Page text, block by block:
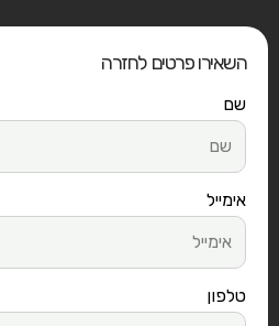
השאירו פרטים לחזרה
שם
אימייל
טלפון